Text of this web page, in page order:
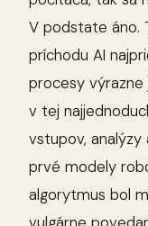
V podstate áno.
príchodu AI
procesy výrazne
v tej
vstupov,
prvé modely
algorytmus bol